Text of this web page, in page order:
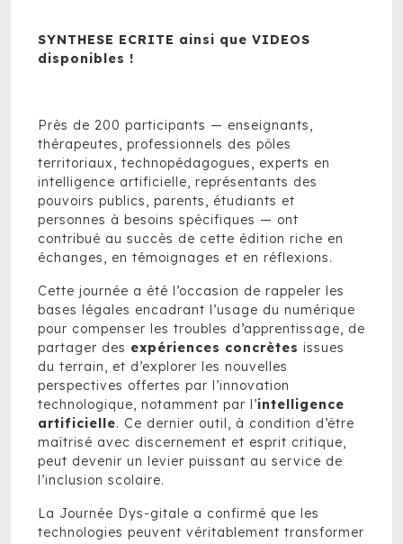
SYNTHESE ECRITE ainsi que VIDEOS
disponibles !
Près de 200 participants — enseignants,
thérapeutes, professionnels des pôles
territoriaux, technopédagogues, experts en
intelligence artificielle, représentants des
pouvoirs publics, parents, étudiants et
personnes à besoins spécifiques — ont
contribué au succès de cette édition riche en
échanges, en témoignages et en réflexions.
Cette journée a été l’occasion de rappeler les
bases légales encadrant l’usage du numérique
pour compenser les troubles d’apprentissage, de
partager des expériences concrètes issues
du terrain, et d’explorer les nouvelles
perspectives offertes par l’innovation
technologique, notamment par l’intelligence
artificielle. Ce dernier outil, à condition d’être
maîtrisé avec discernement et esprit critique,
peut devenir un levier puissant au service de
l’inclusion scolaire.
La Journée Dys-gitale a confirmé que les
technologies peuvent véritablement transformer